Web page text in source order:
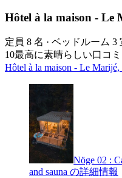
Hôtel à la maison - Le
定員 8 名 · ベッドルーム 3
10最高に素晴らしい口コ
Hôtel à la maison - Le
Nöge 02 :
and sauna の詳細情報